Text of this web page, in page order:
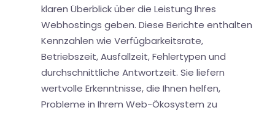
klaren Überblick über die Leistung Ihres
Webhostings geben. Diese Berichte enthalten
Kennzahlen wie Verfügbarkeitsrate,
Betriebszeit, Ausfallzeit, Fehlertypen und
durchschnittliche Antwortzeit. Sie liefern
wertvolle Erkenntnisse, die Ihnen helfen,
Probleme in Ihrem Web-Ökosystem zu